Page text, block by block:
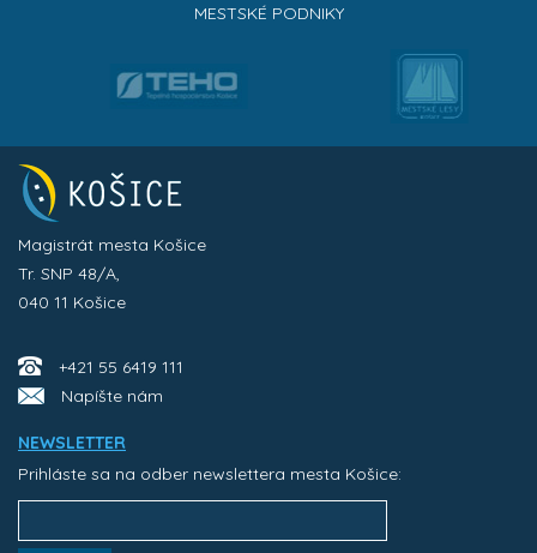
MESTSKÉ PODNIKY
Magistrát mesta Košice
Tr. SNP 48/A,
040 11 Košice
+421 55 6419 111
Napíšte nám
NEWSLETTER
Prihláste sa na odber newslettera mesta Košice: